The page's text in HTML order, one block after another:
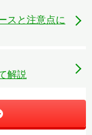
スと注意点に
解説